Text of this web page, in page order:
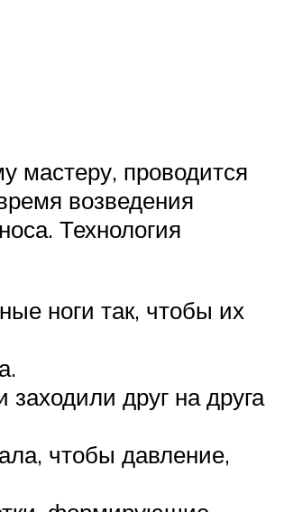
мастеру, проводится
возведения
Технология
ноги так, чтобы их
друг на друга
чтобы давление,